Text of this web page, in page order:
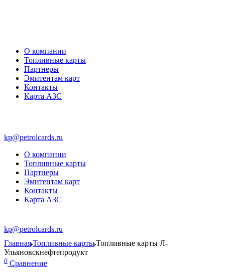
О компании
Топливные карты
Партнеры
Эмитентам карт
Контакты
Карта АЗС
kp@petrolcards.ru
О компании
Топливные карты
Партнеры
Эмитентам карт
Контакты
Карта АЗС
kp@petrolcards.ru
ГлавнаяТопливные картыТопливные карты Л-
Ульяновскнефтепродукт
0 Сравнение